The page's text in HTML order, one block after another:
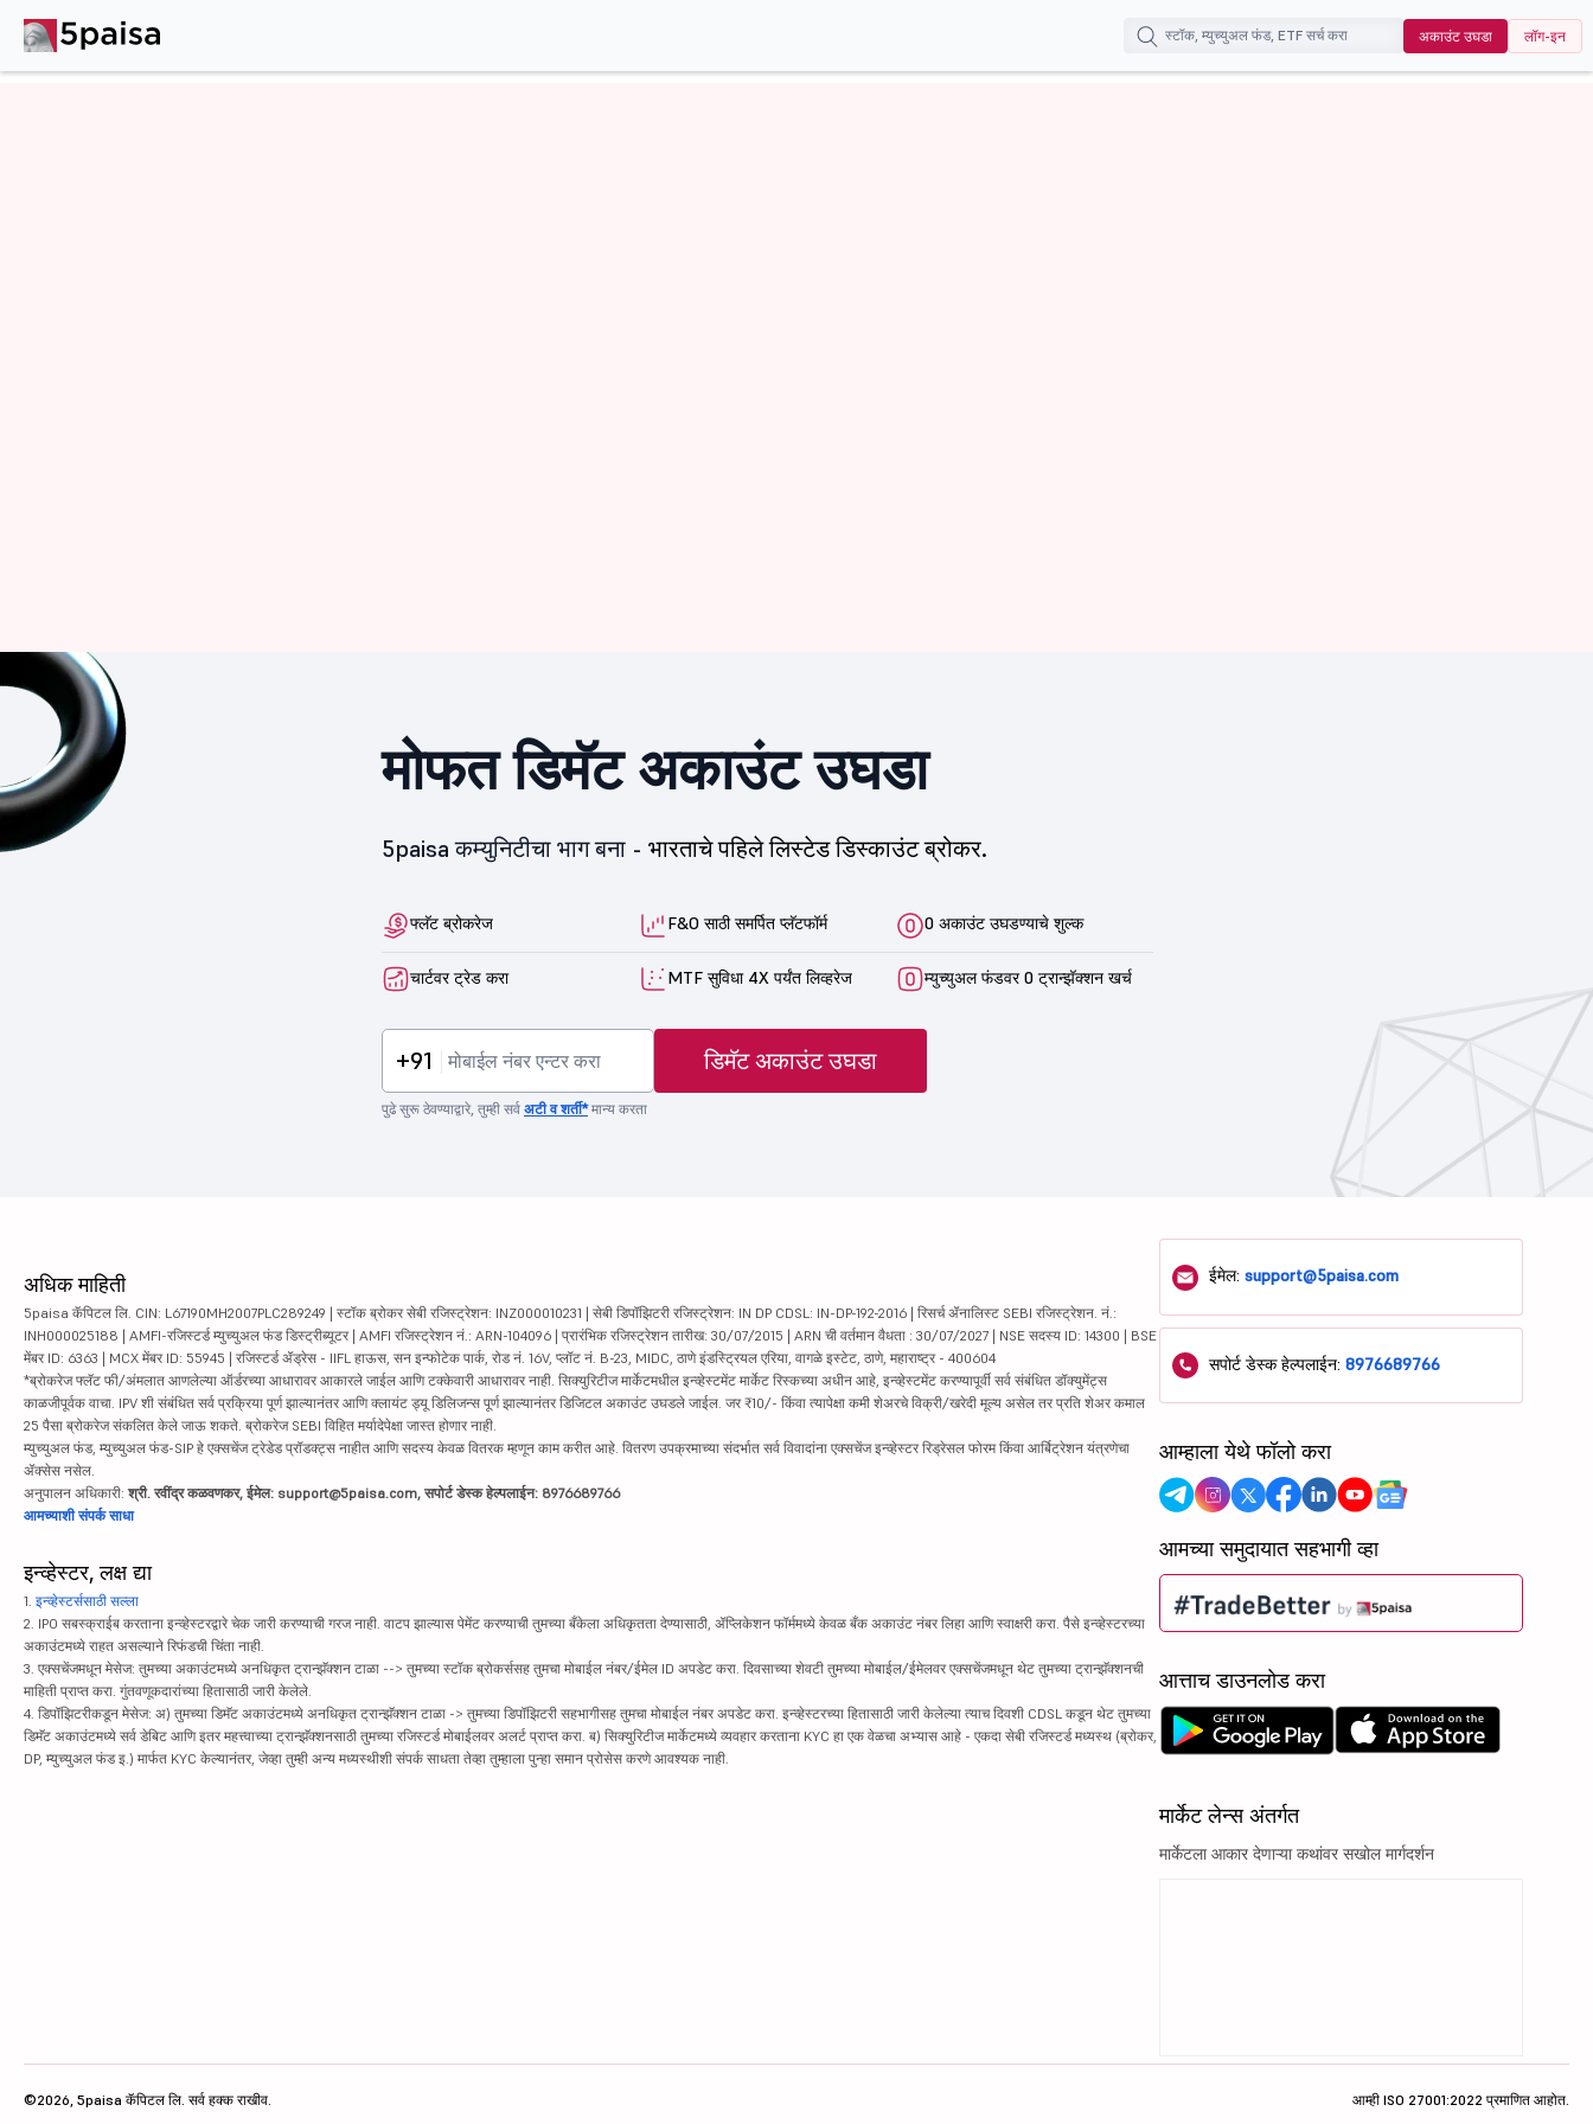
अकाउंट उघडा लॉग-इन
मोफत डिमॅट अकाउंट उघडा
5paisa कम्युनिटीचा भाग बना - भारताचे पहिले लिस्टेड डिस्काउंट ब्रोकर.
फ्लॅट ब्रोकरेज F&O साठी समर्पित प्लॅटफॉर्म 0 अकाउंट उघडण्याचे शुल्क
चार्टवर ट्रेड करा MTF सुविधा 4X पर्यंत लिव्हरेज म्युच्युअल फंडवर 0 ट्रान्झॅक्शन खर्च
+91 डिमॅट अकाउंट उघडा
पुढे सुरू ठेवण्याद्वारे, तुम्ही सर्व अटी व शर्ती*मान्य करता
अधिक माहिती
5paisa कॅपिटल लि. CIN: L67190MH2007PLC289249 | स्टॉक ब्रोकर सेबी रजिस्ट्रेशन: INZ000010231 | सेबी डिपॉझिटरी रजिस्ट्रेशन: IN DP CDSL: IN-DP-192-2016 | रिसर्च ॲनालिस्ट SEBI रजिस्ट्रेशन. नं.:
INH000025188 | AMFI-रजिस्टर्ड म्युच्युअल फंड डिस्ट्रीब्यूटर | AMFI रजिस्ट्रेशन नं.: ARN-104096 | प्रारंभिक रजिस्ट्रेशन तारीख: 30/07/2015 | ARN ची वर्तमान वैधता : 30/07/2027 | NSE सदस्य ID: 14300 | BSE
मेंबर ID: 6363 | MCX मेंबर ID: 55945 | रजिस्टर्ड ॲड्रेस - IIFL हाऊस, सन इन्फोटेक पार्क, रोड नं. 16V, प्लॉट नं. B-23, MIDC, ठाणे इंडस्ट्रियल एरिया, वागळे इस्टेट, ठाणे, महाराष्ट्र - 400604
*ब्रोकरेज फ्लॅट फी/अंमलात आणलेल्या ऑर्डरच्या आधारावर आकारले जाईल आणि टक्केवारी आधारावर नाही. सिक्युरिटीज मार्केटमधील इन्व्हेस्टमेंट मार्केट रिस्कच्या अधीन आहे, इन्व्हेस्टमेंट करण्यापूर्वी सर्व संबंधित डॉक्युमेंट्स
काळजीपूर्वक वाचा. IPV शी संबंधित सर्व प्रक्रिया पूर्ण झाल्यानंतर आणि क्लायंट ड्यू डिलिजन्स पूर्ण झाल्यानंतर डिजिटल अकाउंट उघडले जाईल. जर ₹10/- किंवा त्यापेक्षा कमी शेअरचे विक्री/खरेदी मूल्य असेल तर प्रति शेअर कमाल
25 पैसा ब्रोकरेज संकलित केले जाऊ शकते. ब्रोकरेज SEBI विहित मर्यादेपेक्षा जास्त होणार नाही.
म्युच्युअल फंड, म्युच्युअल फंड-SIP हे एक्सचेंज ट्रेडेड प्रॉडक्ट्स नाहीत आणि सदस्य केवळ वितरक म्हणून काम करीत आहे. वितरण उपक्रमाच्या संदर्भात सर्व विवादांना एक्सचेंज इन्व्हेस्टर रिड्रेसल फोरम किंवा आर्बिट्रेशन यंत्रणेचा
ॲक्सेस नसेल.
अनुपालन अधिकारी: श्री. रवींद्र कळवणकर, ईमेल: support@5paisa.com, सपोर्ट डेस्क हेल्पलाईन: 8976689766
आमच्याशी संपर्क साधा
इन्व्हेस्टर, लक्ष द्या
1. इन्व्हेस्टर्ससाठी सल्ला
2. IPO सबस्क्राईब करताना इन्व्हेस्टरद्वारे चेक जारी करण्याची गरज नाही. वाटप झाल्यास पेमेंट करण्याची तुमच्या बँकेला अधिकृतता देण्यासाठी, ॲप्लिकेशन फॉर्ममध्ये केवळ बँक अकाउंट नंबर लिहा आणि स्वाक्षरी करा. पैसे इन्व्हेस्टरच्या
अकाउंटमध्ये राहत असल्याने रिफंडची चिंता नाही.
3. एक्सचेंजमधून मेसेज: तुमच्या अकाउंटमध्ये अनधिकृत ट्रान्झॅक्शन टाळा --> तुमच्या स्टॉक ब्रोकर्ससह तुमचा मोबाईल नंबर/ईमेल ID अपडेट करा. दिवसाच्या शेवटी तुमच्या मोबाईल/ईमेलवर एक्सचेंजमधून थेट तुमच्या ट्रान्झॅक्शनची
माहिती प्राप्त करा. गुंतवणूकदारांच्या हितासाठी जारी केलेले.
4. डिपॉझिटरीकडून मेसेज: अ) तुमच्या डिमॅट अकाउंटमध्ये अनधिकृत ट्रान्झॅक्शन टाळा -> तुमच्या डिपॉझिटरी सहभागीसह तुमचा मोबाईल नंबर अपडेट करा. इन्व्हेस्टरच्या हितासाठी जारी केलेल्या त्याच दिवशी CDSL कडून थेट तुमच्या
डिमॅट अकाउंटमध्ये सर्व डेबिट आणि इतर महत्त्वाच्या ट्रान्झॅक्शनसाठी तुमच्या रजिस्टर्ड मोबाईलवर अलर्ट प्राप्त करा. ब) सिक्युरिटीज मार्केटमध्ये व्यवहार करताना KYC हा एक वेळचा अभ्यास आहे - एकदा सेबी रजिस्टर्ड मध्यस्थ (ब्रोकर,
DP, म्युच्युअल फंड इ.) मार्फत KYC केल्यानंतर, जेव्हा तुम्ही अन्य मध्यस्थीशी संपर्क साधता तेव्हा तुम्हाला पुन्हा समान प्रोसेस करणे आवश्यक नाही.
ईमेल:support@5paisa.com
सपोर्ट डेस्क हेल्पलाईन:8976689766
आम्हाला येथे फॉलो करा
आमच्या समुदायात सहभागी व्हा
आत्ताच डाउनलोड करा
मार्केट लेन्स अंतर्गत
मार्केटला आकार देणाऱ्या कथांवर सखोल मार्गदर्शन
©2026, 5paisa कॅपिटल लि. सर्व हक्क राखीव. आम्ही ISO 27001:2022 प्रमाणित आहोत.